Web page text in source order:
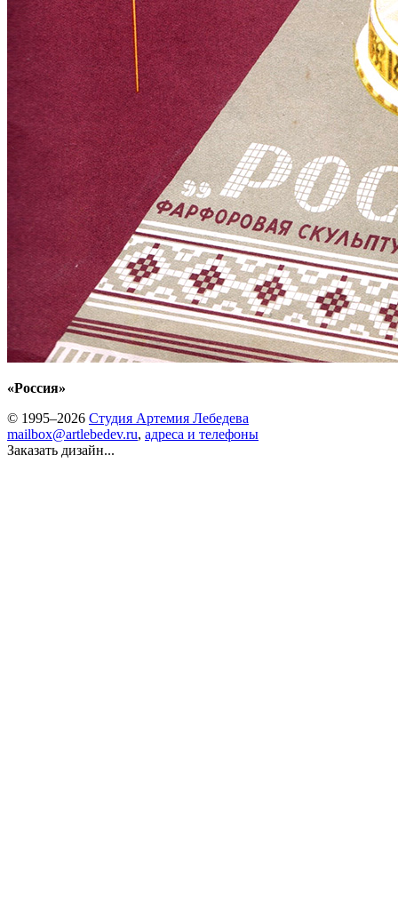
«Россия»
© 1995–2026 Студия Артемия Лебедева
mailbox@artlebedev.ru, адреса и телефоны
Заказать дизайн...